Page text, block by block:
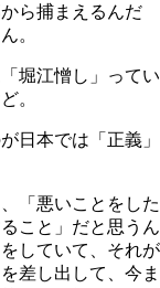
ら捕まえるんだ
。
堀江憎し」ってい
。
日本では「正義」
「悪いことをした
こと」だと思うん
していて、それが
差し出して、今ま